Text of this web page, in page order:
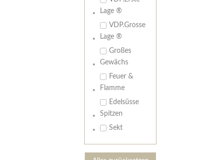
Lage ®
VDP.Grosse
Lage ®
Großes
Gewächs
Feuer &
Flamme
Edelsüsse
Spitzen
Sekt